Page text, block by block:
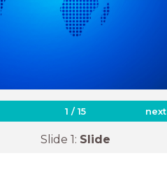
1 /15 next
Slide 1: Slide